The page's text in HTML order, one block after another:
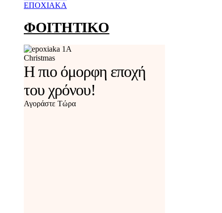
ΕΠΟΧΙΑΚΑ
ΦΟΙΤΗΤΙΚΟ
Christmas
Η πιο όμορφη εποχή
του χρόνου!
Αγοράστε Τώρα